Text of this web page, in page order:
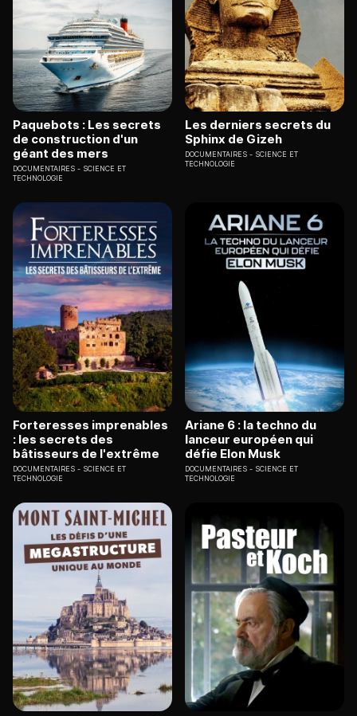
Paquebots : Les secrets
de construction d'un
géant des mers
DOCUMENTAIRES
SCIENCE ET
TECHNOLOGIE
Les derniers secrets du
Sphinx de Gizeh
DOCUMENTAIRES
SCIENCE ET
TECHNOLOGIE
Forteresses imprenables
: les secrets des
bâtisseurs de l'extrême
DOCUMENTAIRES
SCIENCE ET
TECHNOLOGIE
Ariane 6 : la techno du
lanceur européen qui
défie Elon Musk
DOCUMENTAIRES
SCIENCE ET
TECHNOLOGIE